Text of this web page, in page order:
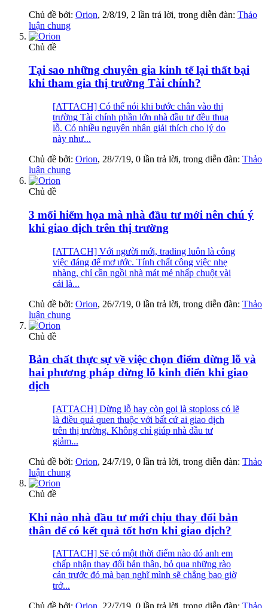
Chủ đề bởi: Orion, 2/8/19, 2 lần trả lời, trong diễn đàn: Thảo
luận chung
Chủ đề
Tại sao những chuyên gia kinh tế lại thất bại
khi tham gia thị trường Tài chính?
[ATTACH] Có thể nói khi bước chân vào thị
trường Tài chính phần lớn nhà đầu tư đều thua
lỗ. Có nhiều nguyên nhân giải thích cho lý do
này như...
Chủ đề bởi: Orion, 28/7/19, 0 lần trả lời, trong diễn đàn: Thảo
luận chung
Chủ đề
3 mối hiểm họa mà nhà đầu tư mới nên chú ý
khi giao dịch trên thị trường
[ATTACH] Với người mới, trading luôn là công
việc đáng để mơ ước. Tính chất công việc nhẹ
nhàng, chỉ cần ngồi nhà mát mẻ nhấp chuột vài
cái là...
Chủ đề bởi: Orion, 26/7/19, 0 lần trả lời, trong diễn đàn: Thảo
luận chung
Chủ đề
Bản chất thực sự về việc chọn điểm dừng lỗ và
hai phương pháp dừng lỗ kinh điển khi giao
dịch
[ATTACH] Dừng lỗ hay còn gọi là stoploss có lẽ
là điều quá quen thuộc với bất cứ ai giao dịch
trên thị trường. Không chỉ giúp nhà đầu tư
giảm...
Chủ đề bởi: Orion, 24/7/19, 0 lần trả lời, trong diễn đàn: Thảo
luận chung
Chủ đề
Khi nào nhà đầu tư mới chịu thay đổi bản
thân để có kết quả tốt hơn khi giao dịch?
[ATTACH] Sẽ có một thời điểm nào đó anh em
chấp nhận thay đổi bản thân, bỏ qua những rào
cản trước đó mà bạn nghĩ mình sẽ chẳng bao giờ
trở...